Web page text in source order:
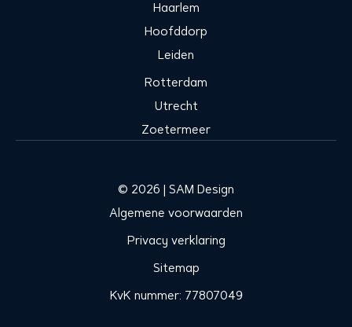
Haarlem
Hoofddorp
Leiden
Rotterdam
Utrecht
Zoetermeer
© 2026 | SAM Design
Algemene voorwaarden
Privacy verklaring
Sitemap
KvK nummer: 77807049